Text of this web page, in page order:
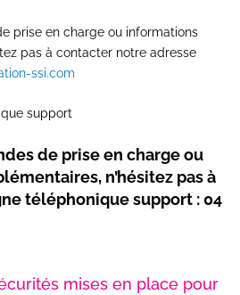
prise en charge ou informations
pas à contacter notre adresse
ssi.com
support
de prise en charge ou
n’hésitez pas à
téléphonique support : 04
mises en place pour